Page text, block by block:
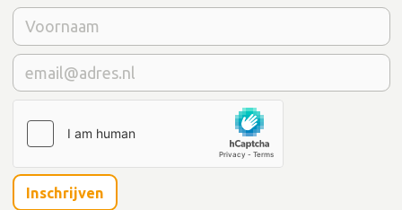
Inschrijven